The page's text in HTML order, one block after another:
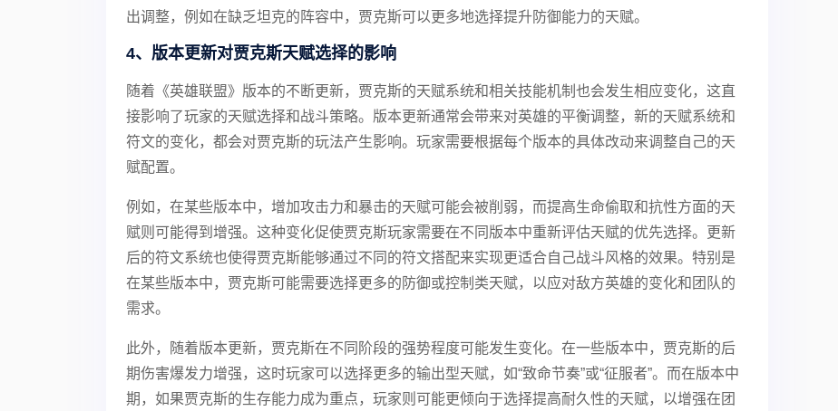
出调整，例如在缺乏坦克的阵容中，贾克斯可以更多地选择提升防御能力的天赋。
4、版本更新对贾克斯天赋选择的影响
随着《英雄联盟》版本的不断更新，贾克斯的天赋系统和相关技能机制也会发生相应变化，这直
接影响了玩家的天赋选择和战斗策略。版本更新通常会带来对英雄的平衡调整，新的天赋系统和
符文的变化，都会对贾克斯的玩法产生影响。玩家需要根据每个版本的具体改动来调整自己的天
赋配置。
例如，在某些版本中，增加攻击力和暴击的天赋可能会被削弱，而提高生命偷取和抗性方面的天
赋则可能得到增强。这种变化促使贾克斯玩家需要在不同版本中重新评估天赋的优先选择。更新
后的符文系统也使得贾克斯能够通过不同的符文搭配来实现更适合自己战斗风格的效果。特别是
在某些版本中，贾克斯可能需要选择更多的防御或控制类天赋，以应对敌方英雄的变化和团队的
需求。
此外，随着版本更新，贾克斯在不同阶段的强势程度可能发生变化。在一些版本中，贾克斯的后
期伤害爆发力增强，这时玩家可以选择更多的输出型天赋，如“致命节奏”或“征服者”。而在版本中
期，如果贾克斯的生存能力成为重点，玩家则可能更倾向于选择提高耐久性的天赋，以增强在团